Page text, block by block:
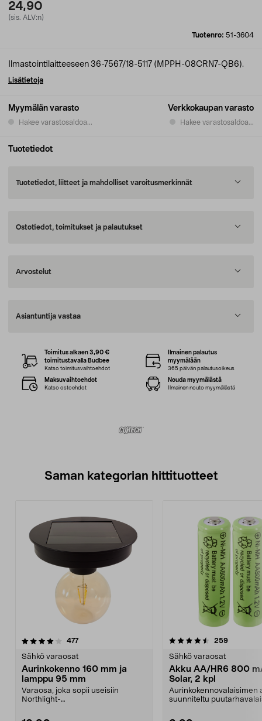
24,90
(sis. ALV:n)
Tuotenro: 51-3604
Myymälän varasto
Hakee varastosaldoa...
Verkkokaupan varasto
Hakee varastosaldoa...
Ilmastointilaitteeseen 36-7567/18-5117 (MPPH-08CRN7-QB6).
Lisätietoja
Tuotetiedot
Tuotetiedot, liitteet ja mahdolliset varoitusmerkinnät
Ostotiedot, toimitukset ja palautukset
Arvostelut
Asiantuntija vastaa
Toimitus alkaen 3,90 €
toimitustavalla Budbee
Katso toimitusvaihtoehdot
Ilmainen palautus
myymälään
365 päivän palautusoikeus
Maksuvaihtoehdot
Katso ostoehdot
Nouda myymälästä
Ilmainen nouto myymälästä
Saman kategorian hittituotteet
477arvostelut
Sähkö varaosat
Aurinkokenno 160 mm ja
lamppu 95 mm
Varaosa, joka sopii useisiin
Northlight-
4.5 viidestä
259arvostelut
Sähkö varaosat
Akku AA/HR6 800
Solar, 2 kpl
Aurinkokennovalaisimen
suunniteltu
4.5 viidestä